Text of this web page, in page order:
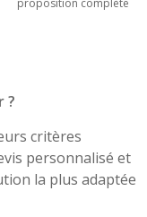
proposition complète
?
critères
personnalisé et
la plus adaptée